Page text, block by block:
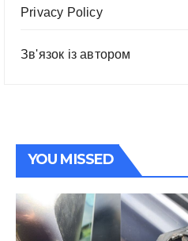
Privacy Policy
Зв'язок із автором
YOU MISSED